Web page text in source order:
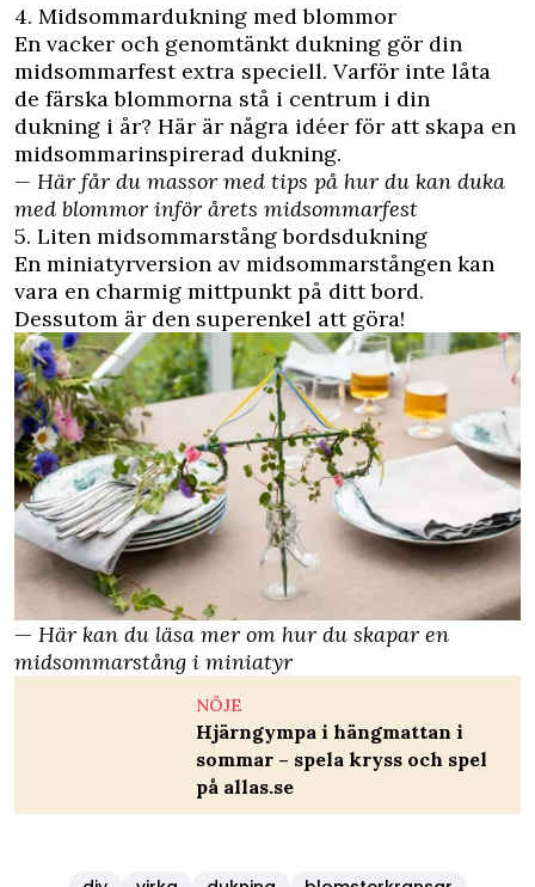
4. Midsommardukning med blommor
En vacker och genomtänkt dukning gör din
midsommarfest extra speciell. Varför inte låta
de färska blommorna stå i centrum i din
dukning i år? Här är några idéer för att skapa en
midsommarinspirerad dukning.
— Här får du massor med tips på hur du kan duka
med blommor inför årets midsommarfest
5. Liten midsommarstång bordsdukning
En miniatyrversion av midsommarstången kan
vara en charmig mittpunkt på ditt bord.
Dessutom är den superenkel att göra!
— Här kan du läsa mer om hur du skapar en
midsommarstång i miniatyr
NÖJE
Hjärngympa i hängmattan i
sommar – spela kryss och spel
på allas.se